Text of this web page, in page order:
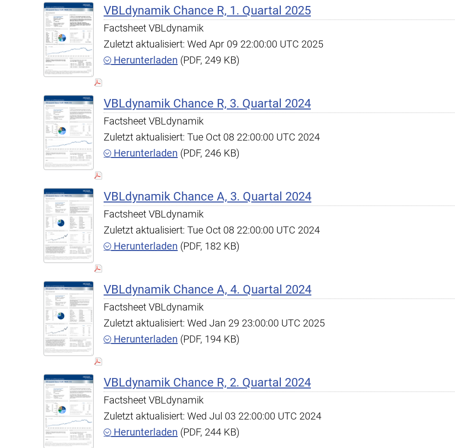
VBLdynamik Chance R, 1. Quartal 2025
Factsheet VBLdynamik
Zuletzt aktualisiert: Wed Apr 09 22:00:00 UTC 2025
Herunterladen (PDF, 249 KB)
VBLdynamik Chance R, 3. Quartal 2024
Factsheet VBLdynamik
Zuletzt aktualisiert: Tue Oct 08 22:00:00 UTC 2024
Herunterladen (PDF, 246 KB)
VBLdynamik Chance A, 3. Quartal 2024
Factsheet VBLdynamik
Zuletzt aktualisiert: Tue Oct 08 22:00:00 UTC 2024
Herunterladen (PDF, 182 KB)
VBLdynamik Chance A, 4. Quartal 2024
Factsheet VBLdynamik
Zuletzt aktualisiert: Wed Jan 29 23:00:00 UTC 2025
Herunterladen (PDF, 194 KB)
VBLdynamik Chance R, 2. Quartal 2024
Factsheet VBLdynamik
Zuletzt aktualisiert: Wed Jul 03 22:00:00 UTC 2024
Herunterladen (PDF, 244 KB)